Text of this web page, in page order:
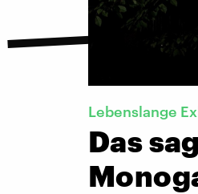
Lebenslange
Das